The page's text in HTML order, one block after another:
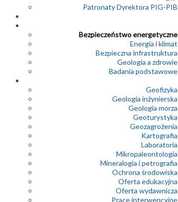
Patronaty Dyrektora PIG-PIB
Bezpieczeństwo energetyczne
Energia i klimat
Bezpieczna infrastruktura
Geologia a zdrowie
Badania podstawowe
Geofizyka
Geologia inżynierska
Geologia morza
Geoturystyka
Geozagrożenia
Kartografia
Laboratoria
Mikropaleontologia
Mineralogia i petrografia
Ochrona środowiska
Oferta edukacyjna
Oferta wydawnicza
Prace interwencyjne